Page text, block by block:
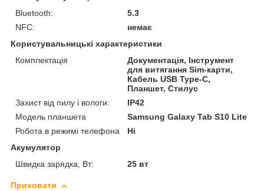
Bluetooth:
5.3
NFC:
немає
Користувальницькі характеристики
Комплектація
Документація, Інструмент
для витягання Sim-карти,
Кабель USB Type-C,
Планшет, Стилус
Захист від пилу і вологи:
IP42
Модель планшета
Samsung Galaxy Tab S10 Lite
Робота в режимі телефона
Ні
Акумулятор
Швидка зарядка, Вт:
25 вт
Приховати